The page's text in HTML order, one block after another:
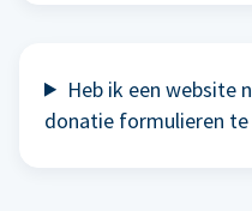
Heb ik een website
donatie formulieren te